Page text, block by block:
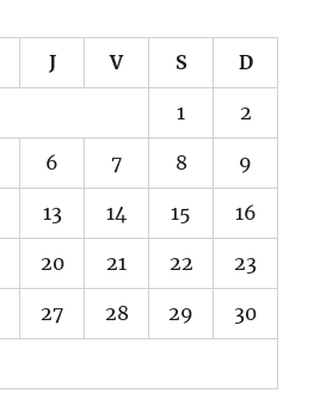
J V S D
1 2
6 7 8 9
13 14 15 16
20 21 22 23
27 28 29 30